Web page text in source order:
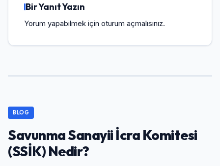
Bir Yanıt Yazın
Yorum yapabilmek için oturum açmalısınız.
BLOG
Savunma Sanayii İcra Komitesi
(SSİK) Nedir?